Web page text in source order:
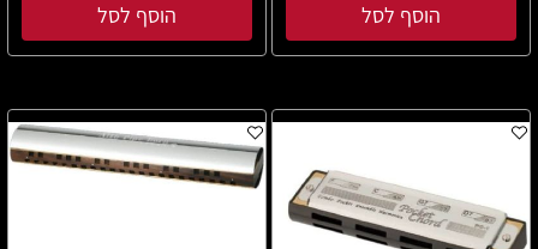
הוסף לסל הוסף לסל